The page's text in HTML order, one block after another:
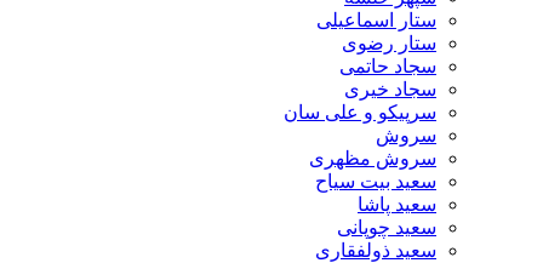
ستار اسماعیلی
ستار رضوی
سجاد حاتمی
سجاد خیری
سرپیکو و علی سان
سروش
سروش مظهری
سعید بیت سیاح
سعید پاشا
سعید چوپانی
سعید ذولفقاری